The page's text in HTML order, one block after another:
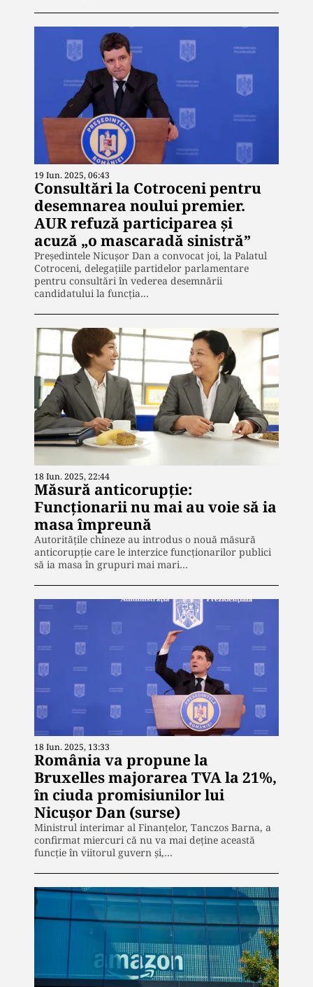
19 Iun. 2025, 06:43
Consultări la Cotroceni pentru
desemnarea noului premier.
AUR refuză participarea și
acuză „o mascaradă sinistră”
Președintele Nicușor Dan a convocat joi, la Palatul
Cotroceni, delegațiile partidelor parlamentare
pentru consultări în vederea desemnării
candidatului la funcția…
18 Iun. 2025, 22:44
Măsură anticorupţie:
Funcţionarii nu mai au voie să ia
masa împreună
Autorităţile chineze au introdus o nouă măsură
anticorupţie care le interzice funcţionarilor publici
să ia masa în grupuri mai mari…
18 Iun. 2025, 13:33
România va propune la
Bruxelles majorarea TVA la 21%,
în ciuda promisiunilor lui
Nicuşor Dan (surse)
Ministrul interimar al Finanțelor, Tanczos Barna, a
confirmat miercuri că nu va mai deține această
funcție în viitorul guvern și,…